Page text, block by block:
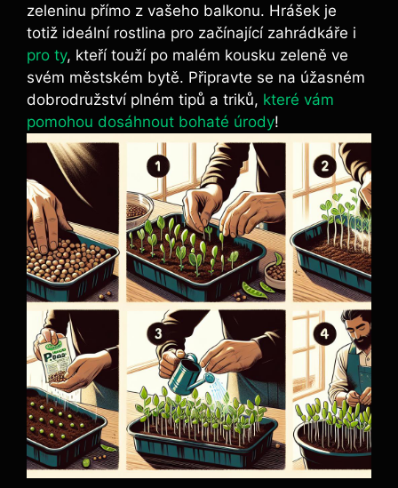
zeleninu přímo z vašeho balkonu. Hrášek je
totiž ideální rostlina pro začínající zahrádkáře i
pro ty, kteří touží po malém kousku zeleně ve
svém městském bytě. Připravte se na úžasném
dobrodružství plném tipů a triků, které vám
pomohou dosáhnout bohaté úrody!